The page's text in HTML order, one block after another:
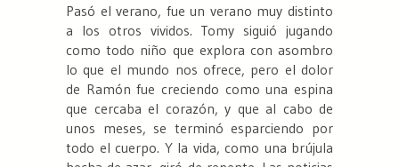
Pasó el verano, fue un verano muy distinto
a los otros vividos. Tomy siguió jugando
como todo niño que explora con asombro
lo que el mundo nos ofrece, pero el dolor
de Ramón fue creciendo como una espina
que cercaba el corazón, y que al cabo de
unos meses, se terminó esparciendo por
todo el cuerpo. Y la vida, como una brújula